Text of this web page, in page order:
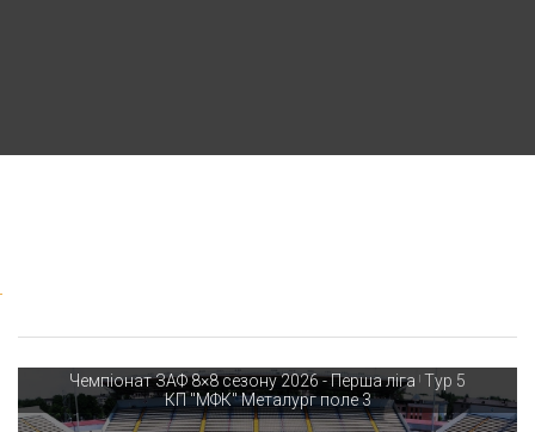
Чемпіонат ЗАФ 8×8 сезону 2026 - Перша ліга | Тур 5
КП "МФК" Металург поле 3